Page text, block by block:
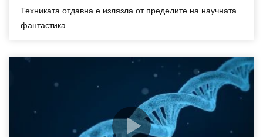
Техниката отдавна е излязла от пределите на научната
фантастика